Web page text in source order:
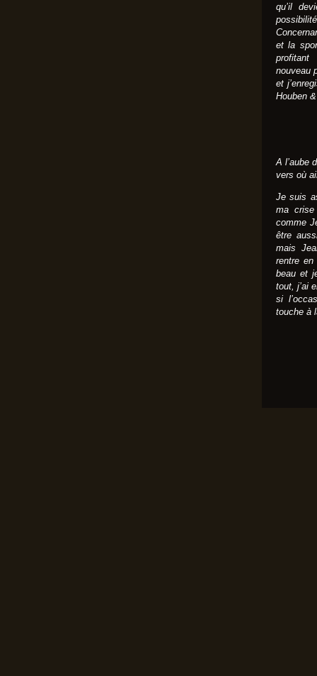
qu’il
et la
profitant
nouveau
et
Houben
A l’aube
vers où
Je suis
ma
comme
être
mais
rentre en
beau et
tout, j’ai
si
touche à